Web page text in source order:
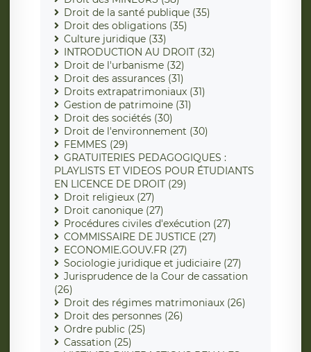
Droit de la santé publique (35)
Droit des obligations (35)
Culture juridique (33)
INTRODUCTION AU DROIT (32)
Droit de l'urbanisme (32)
Droit des assurances (31)
Droits extrapatrimoniaux (31)
Gestion de patrimoine (31)
Droit des sociétés (30)
Droit de l'environnement (30)
FEMMES (29)
GRATUITERIES PEDAGOGIQUES :
PLAYLISTS ET VIDEOS POUR ÉTUDIANTS
EN LICENCE DE DROIT (29)
Droit religieux (27)
Droit canonique (27)
Procédures civiles d'exécution (27)
COMMISSAIRE DE JUSTICE (27)
ECONOMIE.GOUV.FR (27)
Sociologie juridique et judiciaire (27)
Jurisprudence de la Cour de cassation
(26)
Droit des régimes matrimoniaux (26)
Droit des personnes (26)
Ordre public (25)
Cassation (25)